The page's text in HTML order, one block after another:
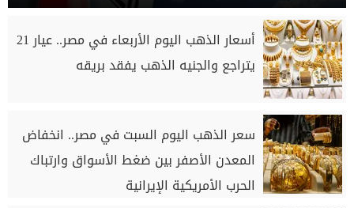
أسعار الذهب اليوم الأربعاء في مصر.. عيار 21
يتراجع والجنيه الذهب يفقد بريقه
سعر الذهب اليوم السبت في مصر.. انخفاض
المعدن الأصفر بين ضغط الأسواق وارتباك
الحرب الأمريكية الإيرانية